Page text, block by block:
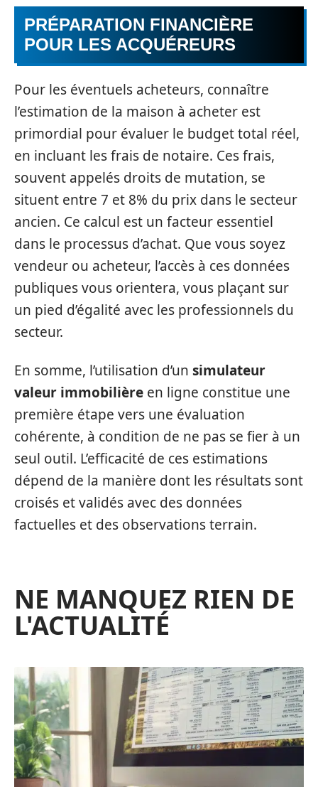
PRÉPARATION FINANCIÈRE
POUR LES ACQUÉREURS
Pour les éventuels acheteurs, connaître
l’estimation de la maison à acheter est
primordial pour évaluer le budget total réel,
en incluant les frais de notaire. Ces frais,
souvent appelés droits de mutation, se
situent entre 7 et 8% du prix dans le secteur
ancien. Ce calcul est un facteur essentiel
dans le processus d’achat. Que vous soyez
vendeur ou acheteur, l’accès à ces données
publiques vous orientera, vous plaçant sur
un pied d’égalité avec les professionnels du
secteur.
En somme, l’utilisation d’un simulateur
valeur immobilière en ligne constitue une
première étape vers une évaluation
cohérente, à condition de ne pas se fier à un
seul outil. L’efficacité de ces estimations
dépend de la manière dont les résultats sont
croisés et validés avec des données
factuelles et des observations terrain.
NE MANQUEZ RIEN DE
L'ACTUALITÉ